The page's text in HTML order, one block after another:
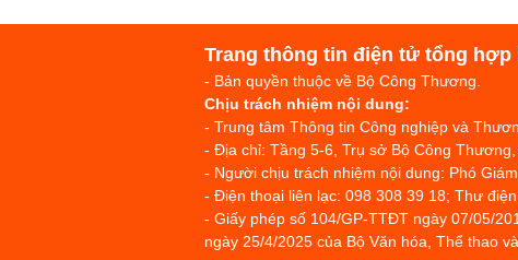
Trang thông tin điện tử tổng hợp
- Bản quyền thuộc về Bộ Công Thương.
Chịu trách nhiệm nội dung:
- Trung tâm Thông tin Công nghiệp và
- Địa chỉ: Tầng 5-6, Trụ sở Bộ Công
- Người chịu trách nhiệm nội dung: Phó
- Điện thoại liên lạc: 098 308 39 18; Thư
- Giấy phép số 104/GP-TTĐT ngày 07/05/
ngày 25/4/2025 của Bộ Văn hóa, Thể thao và